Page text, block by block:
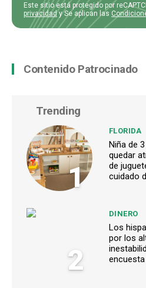
Este sitio está protegido por
privacidady Se aplican las
Contenido Patrocinado
Trending
1
FLORIDA
Niña de
quedar
de
cuidado
2
DINERO
Los
por los